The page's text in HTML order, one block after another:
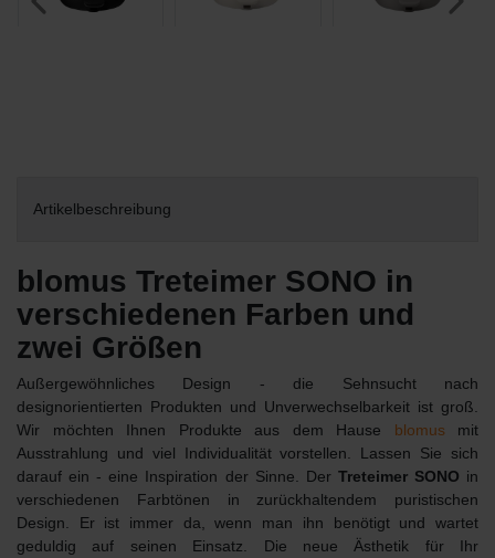
Artikelbeschreibung
blomus Treteimer SONO in
verschiedenen Farben und
zwei Größen
Außergewöhnliches Design - die Sehnsucht nach
designorientierten Produkten und Unverwechselbarkeit ist groß.
Wir möchten Ihnen Produkte aus dem Hause blomus mit
Ausstrahlung und viel Individualität vorstellen. Lassen Sie sich
darauf ein - eine Inspiration der Sinne. Der Treteimer SONO in
verschiedenen Farbtönen in zurückhaltendem puristischen
Design. Er ist immer da, wenn man ihn benötigt und wartet
geduldig auf seinen Einsatz. Die neue Ästhetik für Ihr